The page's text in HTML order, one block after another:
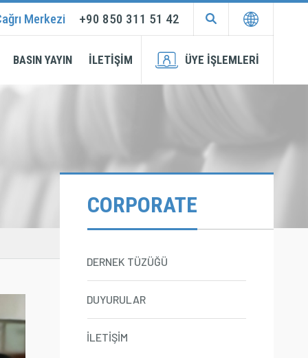
Merkezi +90 850 311 51 42
EN
BASIN YAYIN İLETİŞİM ÜYE İŞLEMLERİ
Membership
CORPORATE
DERNEK TÜZÜĞÜ
DUYURULAR
İLETİŞİM